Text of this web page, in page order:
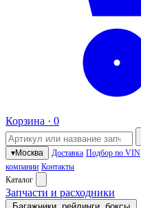
Корзина · 0
▾Москва Доставка Подбор по VIN
компании Контакты
Каталог
Запчасти и расходники